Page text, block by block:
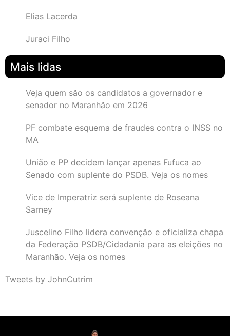
Elias Lacerda
Juraci Filho
Mais lidas
Veja quem são os candidatos a governador e
senador no Maranhão em 2026
PF combate esquema de fraudes contra o INSS no
MA
União e PP decidem lançar apenas Fufuca ao
Senado com suplente do PSDB. Veja os nomes
Vice de Imperatriz será suplente de Roseana
Sarney
Juscelino Filho lidera convenção e oficializa chapa
da Federação PSDB/Cidadania para as eleições no
Maranhão. Veja os nomes
Tweets by JohnCutrim